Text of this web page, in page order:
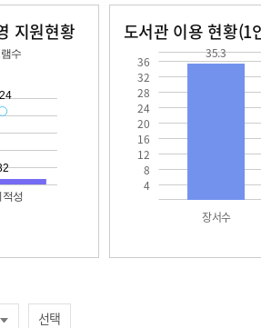
지원현황 도서관 이용 현황(1
4
8
12
16
20
24
28
32
36
장서수
35.3
선택